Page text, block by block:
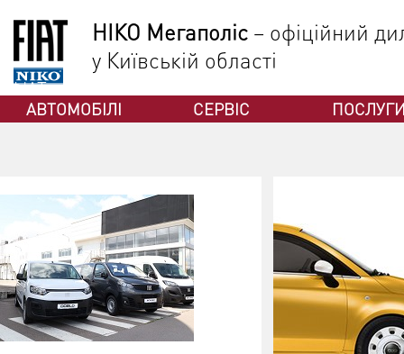
НІКО Мегаполіс – офіційний
у Київській області
АВТОМОБІЛІ СЕРВІС
ФІАТ